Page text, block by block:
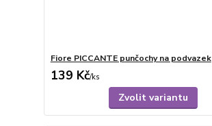
Fiore PICCANTE punčochy na podvazek
139 Kč/ks
Zvolit variantu